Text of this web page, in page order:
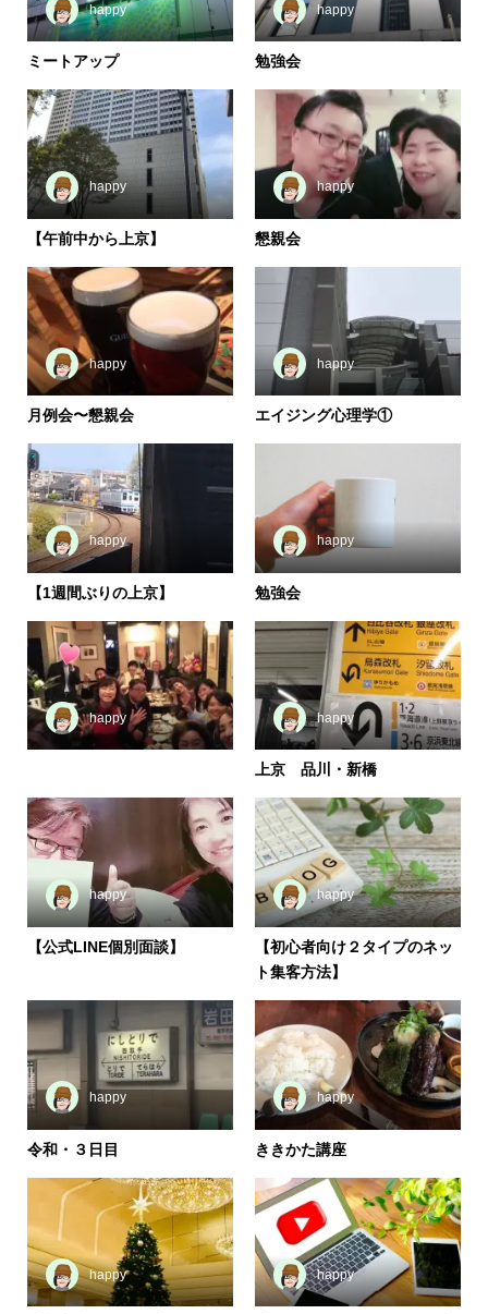
happy
ミートアップ
happy
勉強会
happy
【午前中から上京】
happy
懇親会
happy
月例会〜懇親会
happy
エイジング心理学①
happy
【1週間ぶりの上京】
happy
勉強会
happy happy
上京 品川・新橋
happy
【公式LINE個別面談】
happy
【初心者向け２タイプのネッ
ト集客方法】
happy
令和・３日目
happy
ききかた講座
happy happy